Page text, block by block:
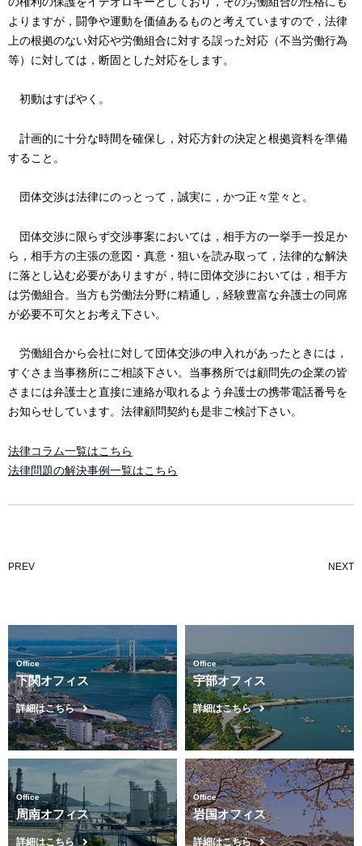
よりますが，闘争や運動を価値あるものと考えていますので，法律
上の根拠のない対応や労働組合に対する誤った対応（不当労働行為
等）に対しては，断固とした対応をします。
初動はすばやく。
計画的に十分な時間を確保し，対応方針の決定と根拠資料を準備
すること。
団体交渉は法律にのっとって，誠実に，かつ正々堂々と。
団体交渉に限らず交渉事案においては，相手方の一挙手一投足か
ら，相手方の主張の意図・真意・狙いを読み取って，法律的な解決
に落とし込む必要がありますが，特に団体交渉においては，相手方
は労働組合。当方も労働法分野に精通し，経験豊富な弁護士の同席
が必要不可欠とお考え下さい。
労働組合から会社に対して団体交渉の申入れがあったときには，
すぐさま当事務所にご相談下さい。当事務所では顧問先の企業の皆
さまには弁護士と直接に連絡が取れるよう弁護士の携帯電話番号を
お知らせしています。法律顧問契約も是非ご検討下さい。
法律コラム一覧はこちら
法律問題の解決事例一覧はこちら
PREV NEXT
Office
下関オフィス
詳細はこちら
Office
宇部オフィス
詳細はこちら
Office
周南オフィス
詳細はこちら
Office
岩国オフィス
詳細はこちら